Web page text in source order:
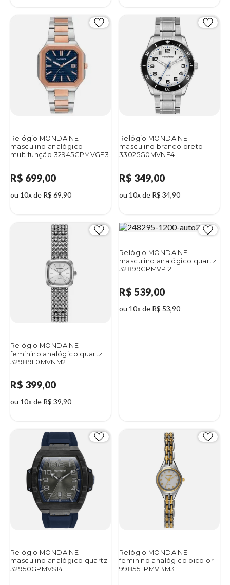
Relógio MONDAINE
masculino analógico
multifunção 32945GPMVGE3
R$ 699,00
ou 10x de R$ 69,90
Relógio MONDAINE
masculino branco preto
33025G0MVNE4
R$ 349,00
ou 10x de R$ 34,90
Relógio MONDAINE
feminino analógico quartz
32989L0MVNM2
R$ 399,00
ou 10x de R$ 39,90
Relógio MONDAINE
masculino analógico quartz
32899GPMVPI2
R$ 539,00
ou 10x de R$ 53,90
Relógio MONDAINE
masculino analógico quartz
32950GPMVSI4
Relógio MONDAINE
feminino analógico bicolor
99855LPMVBM3